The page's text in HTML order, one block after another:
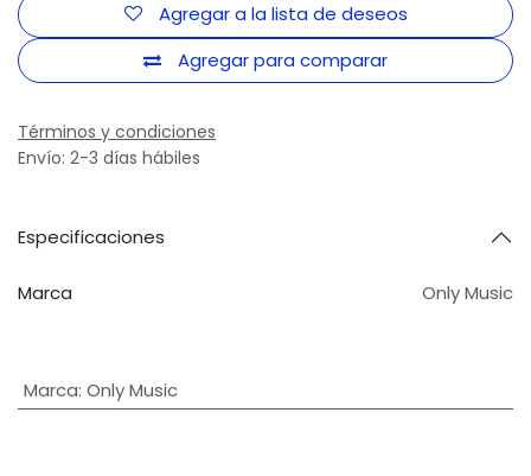
Agregar para comparar
Agregar a la lista de deseos
Términos y condiciones
Envío: 2-3 días hábiles
Especificaciones
Marca Only Music
Marca: Only Music